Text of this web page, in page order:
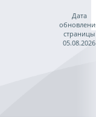
Дата
страницы
05.08.2026